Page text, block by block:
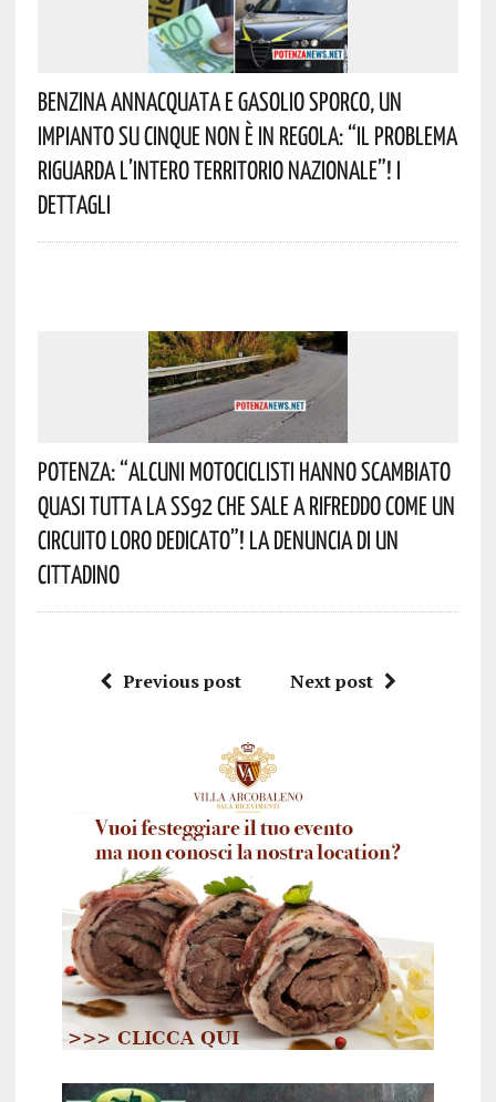
Benzina Annacquata E Gasolio Sporco, Un
Impianto Su Cinque Non È In Regola: “il Problema
Riguarda L’intero Territorio Nazionale”! I
Dettagli
Potenza: “alcuni Motociclisti Hanno Scambiato
Quasi Tutta La SS92 Che Sale A Rifreddo Come Un
Circuito Loro Dedicato”! La Denuncia Di Un
Cittadino
Previous post Next post